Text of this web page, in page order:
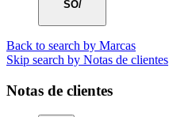
SO/
Back to search by Marcas
Skip search by Notas de clientes
Notas de clientes